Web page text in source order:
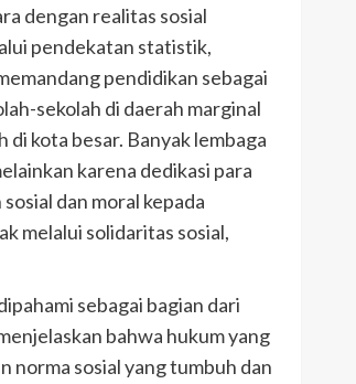
dengan realitas sosial
pendekatan statistik,
pendidikan sebagai
sekolah di daerah marginal
kota besar. Banyak lembaga
karena dedikasi para
dan moral kepada
melalui solidaritas sosial,
sebagai bagian dari
bahwa hukum yang
norma sosial yang tumbuh dan